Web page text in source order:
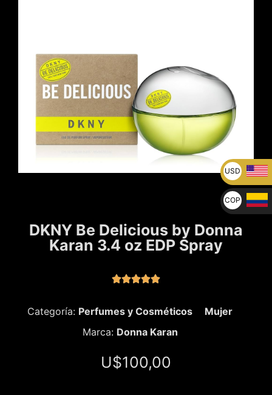
DKNY Be Delicious by Donna
Karan 3.4 oz EDP Spray

Categoría: Perfumes y Cosméticos
Mujer
Marca: Donna Karan
U$100,00
USD
U$
COP
$